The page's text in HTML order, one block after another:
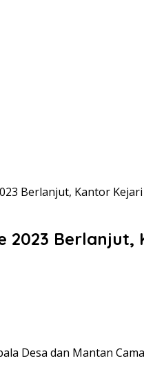
Berlanjut, Kantor
2023
Desa dan Mantan